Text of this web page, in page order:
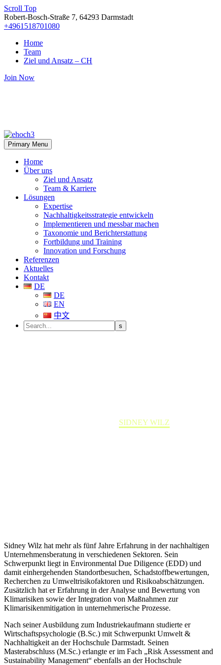
Scroll Top
Robert-Bosch-Straße 7, 64293 Darmstadt
+4961518701080
Home
Team
Ziel und Ansatz – CH
Join Now
Primary Menu
Home
Über uns
Ziel und Ansatz
Team & Karriere
Lösungen
Expertise
Nachhaltigkeitsstrategie entwickeln
Implementieren und messbar machen
Taxonomie und Berichterstattung
Fortbildung und Training
Innovation und Forschung
Referenzen
Aktuelles
Kontakt
DE
DE
EN
中文
SIDNEY WILZ
Sidney Wilz hat mehr als fünf Jahre Erfahrung in der nachhaltigen
Unternehmensberatung in verschiedenen Sektoren. Sein
Schwerpunkt liegt in Environmental Due Diligence (EDD) und
damit einhergehenden Standortbesuchen, Schadstoffbewertungen,
Recherchen zu Umweltrisikofaktoren und Risikoabschätzungen.
Zusätzlich hat er Erfahrung in der Analyse und Bewertung von
Klimarisiken sowie der Integration von Maßnahmen zur
Klimarisikenmitigation in unternehmerische Prozesse.
Nach seiner Ausbildung zum Industriekaufmann studierte er
Wirtschaftspsychologie (B.Sc.) mit Schwerpunkt Umwelt &
Nachhaltigkeit an der Hochschule Darmstadt. Seinen
Masterabschluss (M.Sc.) erlangte er im Fach „Risk Assessment and
Sustainability Management“ ebenfalls an der Hochschule